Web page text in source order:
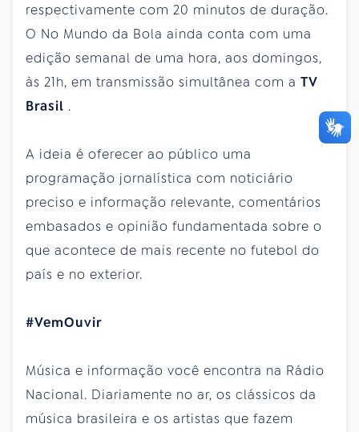
respectivamente com 20 minutos de duração.
O No Mundo da Bola ainda conta com uma
edição semanal de uma hora, aos domingos,
às 21h, em transmissão simultânea com a TV
Brasil .
A ideia é oferecer ao público uma
programação jornalística com noticiário
preciso e informação relevante, comentários
embasados e opinião fundamentada sobre o
que acontece de mais recente no futebol do
país e no exterior.
#VemOuvir
Música e informação você encontra na Rádio
Nacional. Diariamente no ar, os clássicos da
música brasileira e os artistas que fazem